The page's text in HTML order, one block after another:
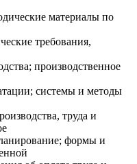
материалы по
требования,
производственное
системы и методы
труда и
формы и